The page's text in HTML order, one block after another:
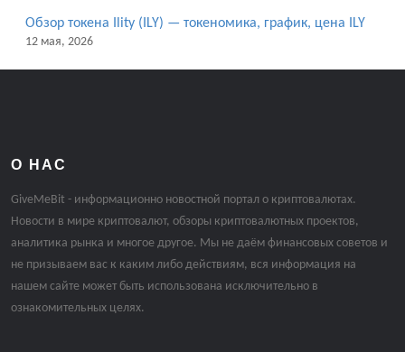
Обзор токена Ility (ILY) — токеномика, график, цена ILY
12 мая, 2026
О НАС
GiveMeBit - информационно новостной портал о криптовалютах.
Новости в мире криптовалют, обзоры криптовалютных проектов,
аналитика рынка и многое другое. Мы не даём финансовых советов и
не призываем вас к каким либо действиям, вся информация на
нашем сайте может быть использована исключительно в
ознакомительных целях.